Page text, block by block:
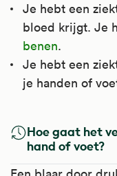
Je hebt een
bloed krijgt. Je
benen.
Je hebt een
je handen of
Hoe gaat het
hand of voet?